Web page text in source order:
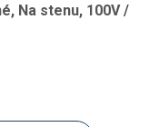
Na stenu, 100V /